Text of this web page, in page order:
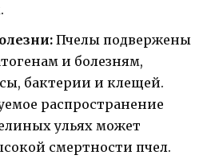
Пчелы подвержены
и болезням,
бактерии и клещей.
распространение
ульях может
смертности пчел.